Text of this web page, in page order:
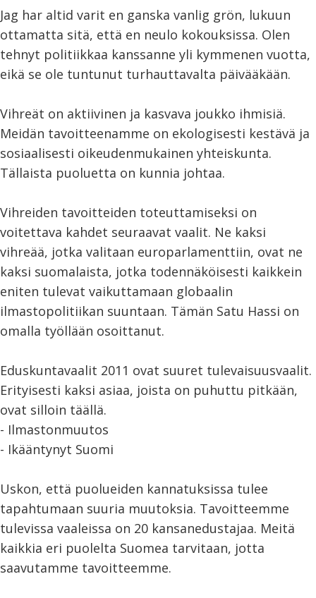
Jag har altid varit en ganska vanlig grön, lukuun
ottamatta sitä, että en neulo kokouksissa. Olen
tehnyt politiikkaa kanssanne yli kymmenen vuotta,
eikä se ole tuntunut turhauttavalta päivääkään.
Vihreät on aktiivinen ja kasvava joukko ihmisiä.
Meidän tavoitteenamme on ekologisesti kestävä ja
sosiaalisesti oikeudenmukainen yhteiskunta.
Tällaista puoluetta on kunnia johtaa.
Vihreiden tavoitteiden toteuttamiseksi on
voitettava kahdet seuraavat vaalit. Ne kaksi
vihreää, jotka valitaan europarlamenttiin, ovat ne
kaksi suomalaista, jotka todennäköisesti kaikkein
eniten tulevat vaikuttamaan globaalin
ilmastopolitiikan suuntaan. Tämän Satu Hassi on
omalla työllään osoittanut.
Eduskuntavaalit 2011 ovat suuret tulevaisuusvaalit.
Erityisesti kaksi asiaa, joista on puhuttu pitkään,
ovat silloin täällä.
- Ilmastonmuutos
- Ikääntynyt Suomi
Uskon, että puolueiden kannatuksissa tulee
tapahtumaan suuria muutoksia. Tavoitteemme
tulevissa vaaleissa on 20 kansanedustajaa. Meitä
kaikkia eri puolelta Suomea tarvitaan, jotta
saavutamme tavoitteemme.